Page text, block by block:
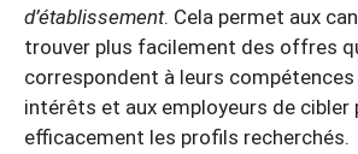
d’établissement. Cela permet aux
trouver plus facilement des offres
correspondent à leurs compétences
intérêts et aux employeurs de cibler
efficacement les profils recherchés.